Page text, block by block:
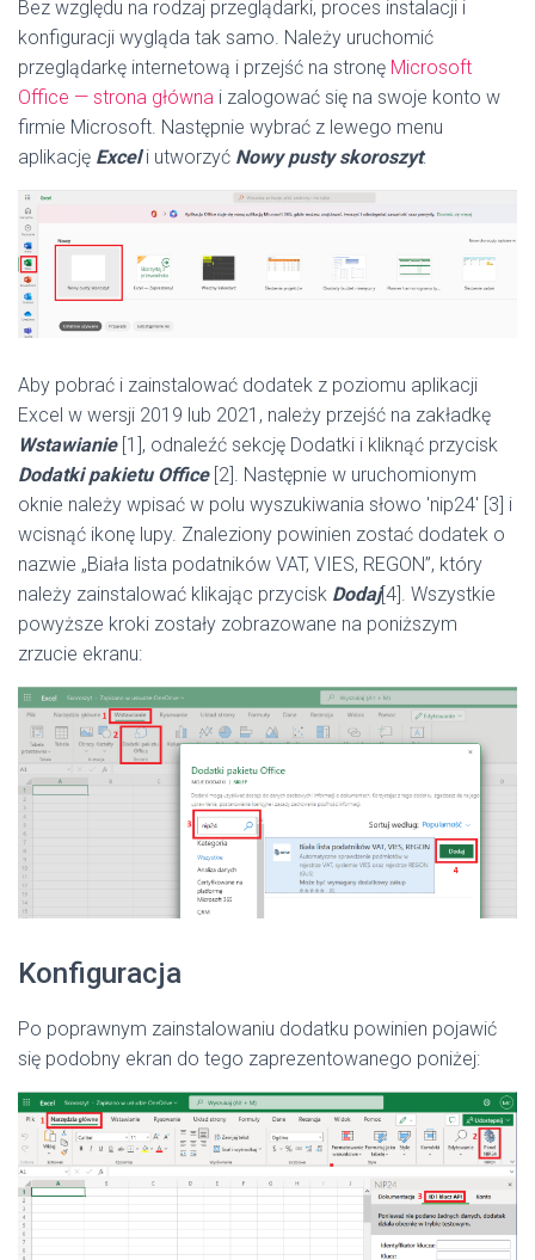
Bez względu na rodzaj przeglądarki, proces instalacji i
konfiguracji wygląda tak samo. Należy uruchomić
przeglądarkę internetową i przejść na stronę Microsoft
Office — strona główna i zalogować się na swoje konto w
firmie Microsoft. Następnie wybrać z lewego menu
aplikację Exceli utworzyć Nowy pusty skoroszyt:
Aby pobrać i zainstalować dodatek z poziomu aplikacji
Excel w wersji 2019 lub 2021, należy przejść na zakładkę
Wstawianie [1], odnaleźć sekcję Dodatki i kliknąć przycisk
Dodatki pakietu Office [2]. Następnie w uruchomionym
oknie należy wpisać w polu wyszukiwania słowo 'nip24′ [3] i
wcisnąć ikonę lupy. Znaleziony powinien zostać dodatek o
nazwie „Biała lista podatników VAT, VIES, REGON”, który
należy zainstalować klikając przycisk Dodaj[4]. Wszystkie
powyższe kroki zostały zobrazowane na poniższym
zrzucie ekranu:
Konfiguracja
Po poprawnym zainstalowaniu dodatku powinien pojawić
się podobny ekran do tego zaprezentowanego poniżej: